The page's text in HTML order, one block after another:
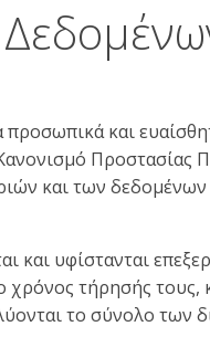
και
και των δεδομένων
και υφίστανται
τήρησής τους,
το σύνολο των